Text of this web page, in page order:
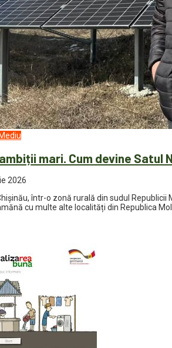
Mediu
mari. Cum devine Satul
2026
într-o zonă rurală din sudul
cu multe alte localități din Republica